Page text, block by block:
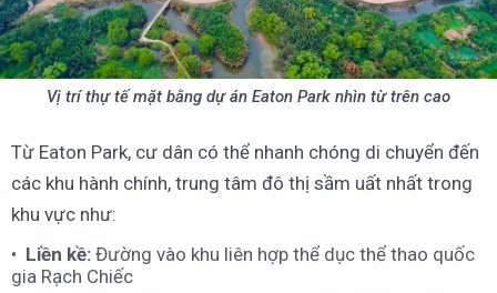
Vị trí thự tế mặt bằng dự án Eaton Park nhìn từ trên cao
Từ Eaton Park, cư dân có thể nhanh chóng di chuyển đến
các khu hành chính, trung tâm đô thị sầm uất nhất trong
khu vực như:
Liền kề: Đường vào khu liên hợp thể dục thể thao quốc
gia Rạch Chiếc